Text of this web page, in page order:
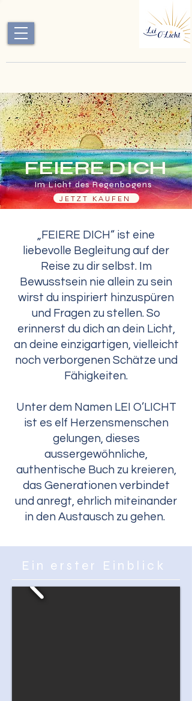
FEIERE DICH
Im Licht des Regenbogens
JETZT KAUFEN
„FEIERE DICH“ ist eine
liebevolle Begleitung auf der
Reise zu dir selbst. Im
Bewusstsein nie allein zu sein
wirst du inspiriert hinzuspüren
und Fragen zu stellen. So
erinnerst du dich an dein Licht,
an deine einzigartigen, vielleicht
noch verborgenen Schätze und
Fähigkeiten.
Unter dem Namen LEI O’LICHT
ist es elf Herzensmenschen
gelungen, dieses
aussergewöhnliche,
authentische Buch zu kreieren,
das Generationen verbindet
und anregt, ehrlich miteinander
in den Austausch zu gehen.
Ein erster Einblick